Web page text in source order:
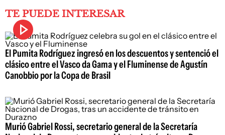
TE PUEDE INTERESAR
El Pumita Rodríguez ingresó en los descuentos y sentenció el
clásico entre el Vasco da Gama y el Fluminense de Agustín
Canobbio por la Copa de Brasil
Murió Gabriel Rossi, secretario general de la Secretaría